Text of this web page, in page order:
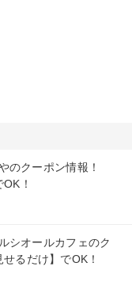
のクーポン情報！
！
シオールカフェのク
るだけ】でOK！